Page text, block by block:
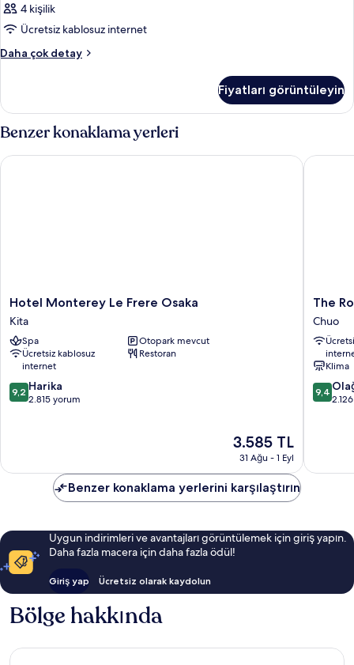
4 kişilik
Ücretsiz kablosuz internet
Daha çok detay
Oda
detay
Fiyatları görüntüleyin
Benzer konaklama yerleri
Hotel
Monterey
Le
Frere
Osaka
Kita
Hotel Monterey Le Frere Osaka
Kita
Spa
Otopark mevcut
Ücretsiz kablosuz
internet
Restoran
10
üzerinden
9,2 Harika
2.815 yorum
Güncel
fiyat:
3.585 TL
3.585 TL
31 Ağu - 1 Eyl
Hotel Monterey Le Frere Osaka
The
Royal
Park
Canvas
-
Osaka
Chuo
The
Chuo
Klima
10
9,4
The
Benzer konaklama yerlerini karşılaştırın
Uygun indirimleri ve avantajları görüntülemek için giriş yapın.
Daha fazla macera için daha fazla ödül!
Giriş yap Ücretsiz olarak kaydolun
Bölge hakkında